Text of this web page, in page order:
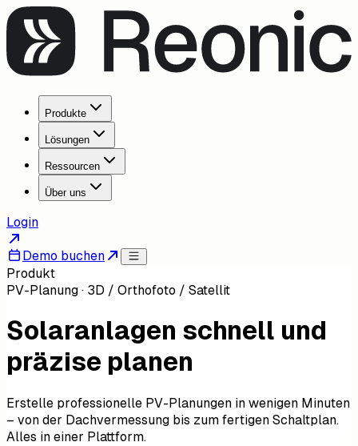
Produkte
Lösungen
Ressourcen
Über uns
Login
Demo buchen
Produkt
PV-Planung · 3D / Orthofoto / Satellit
Solaranlagen schnell und
präzise planen
Erstelle professionelle PV-Planungen in wenigen Minuten
– von der Dachvermessung bis zum fertigen Schaltplan.
Alles in einer Plattform.